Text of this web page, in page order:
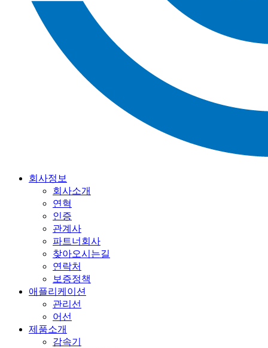
회사정보
회사소개
연혁
인증
관계사
파트너회사
찾아오시는길
연락처
보증정책
애플리케이션
관리선
어선
제품소개
감속기